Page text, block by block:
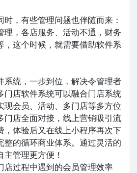
，有些管理问题也伴随而来：
理，各店服务、活动不通，财务
，这个时候，就需要借助软件系
系统，一步到位，解决令管理者
门店软件系统可以融合门店系统
现会员、活动、多门店等多方位
门店全面对接，线上营销吸引流
，体验后又在线上小程序再次下
整的循环商业体系。通过灵活的
管理更方便！
店过程中遇到的会员管理效率